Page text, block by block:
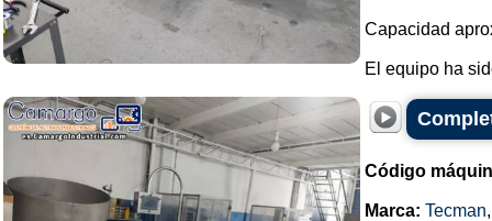
Capacidad
El equipo ha
Código
Marca: Tecman